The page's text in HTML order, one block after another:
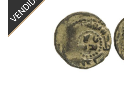
VENDIDO